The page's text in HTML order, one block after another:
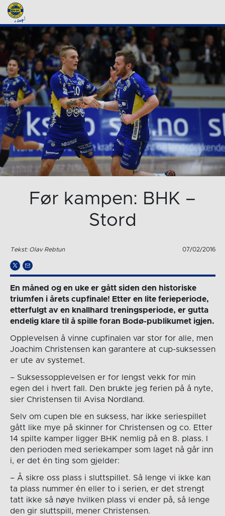
Før kampen: BHK –
Stord
Tekst: Olav Rebtun 07/02/2016
En måned og en uke er gått siden den historiske
triumfen i årets cupfinale! Etter en lite ferieperiode,
etterfulgt av en knallhard treningsperiode, er gutta
endelig klare til å spille foran Bodø-publikumet igjen.
Opplevelsen å vinne cupfinalen var stor for alle, men
Joachim Christensen kan garantere at cup-suksessen
er ute av systemet.
– Suksessopplevelsen er for lengst vekk for min
egen del i hvert fall. Den brukte jeg ferien på å nyte,
sier Christensen til Avisa Nordland.
Selv om cupen ble en suksess, har ikke seriespillet
gått like mye på skinner for Christensen og co. Etter
14 spilte kamper ligger BHK nemlig på en 8. plass. I
den perioden med seriekamper som laget nå går inn
i, er det én ting som gjelder:
– Å sikre oss plass i sluttspillet. Så lenge vi ikke kan
ta plass nummer én eller to i serien, er det strengt
tatt ikke så nøye hvilken plass vi ender på, så lenge
den gir sluttspill, mener Christensen.